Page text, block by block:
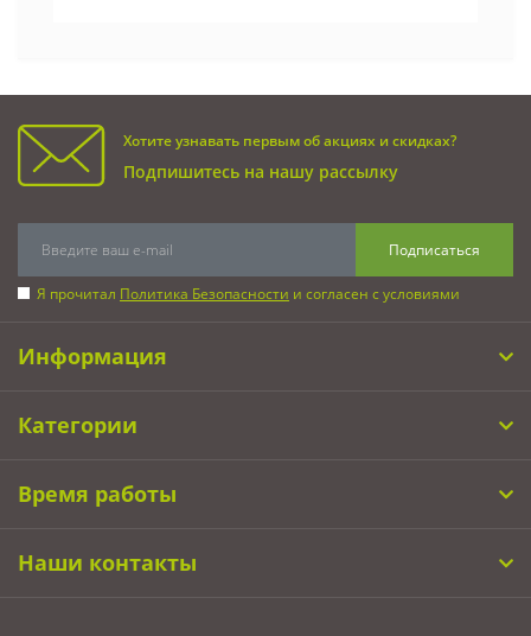
Хотите узнавать первым об акциях и скидках?
Подпишитесь на нашу рассылку
Подписаться
Я прочитал Политика Безопасности и согласен с условиями
Информация
Категории
Время работы
Наши контакты